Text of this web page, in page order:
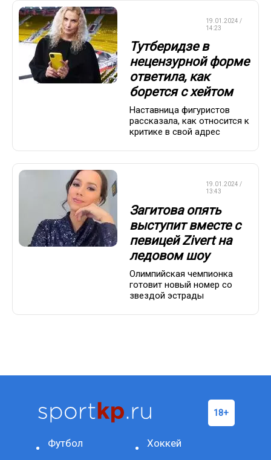
19.01.2024 /
14:23
Тутберидзе в
нецензурной форме
ответила, как
борется с хейтом
Наставница фигуристов
рассказала, как относится к
критике в свой адрес
19.01.2024 /
13:43
Загитова опять
выступит вместе с
певицей Zivert на
ледовом шоу
Олимпийская чемпионка
готовит новый номер со
звездой эстрады
Футбол Хоккей